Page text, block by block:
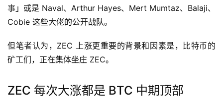
事」或是 Naval、Arthur Hayes、Mert Mumtaz、Balaji、
Cobie 这些大佬的公开战队。
但笔者认为，ZEC 上涨更重要的背景和因素是，比特币的
矿工们，正在集体坐庄 ZEC。
ZEC 每次大涨都是 BTC 中期顶部